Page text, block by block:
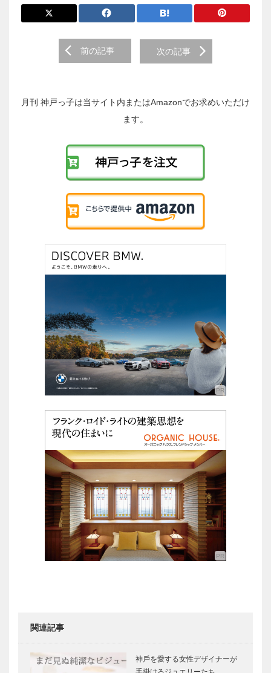
稿
前の記事 次の記事
月刊 神戸っ子は当サイト内またはAmazonでお求めいただけ
ます。
関連記事
神⼾を愛する⼥性デザイナーが